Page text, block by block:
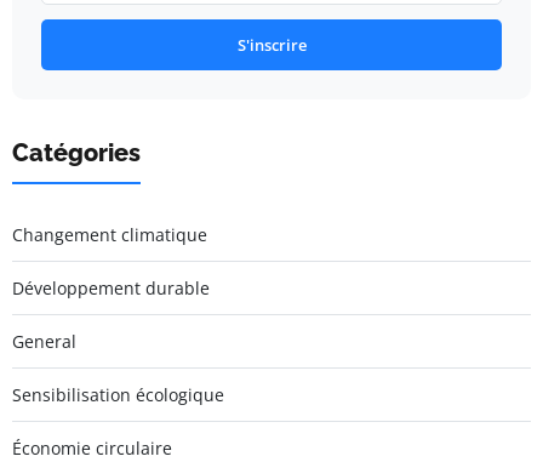
S'inscrire
Catégories
Changement climatique
Développement durable
General
Sensibilisation écologique
Économie circulaire